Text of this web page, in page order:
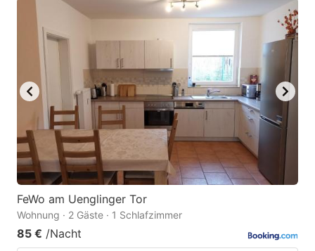
FeWo am Uenglinger Tor
Wohnung · 2 Gäste · 1 Schlafzimmer
85 € /Nacht